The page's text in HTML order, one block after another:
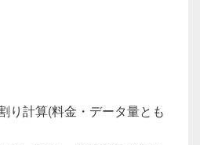
り計算(料金・データ量とも